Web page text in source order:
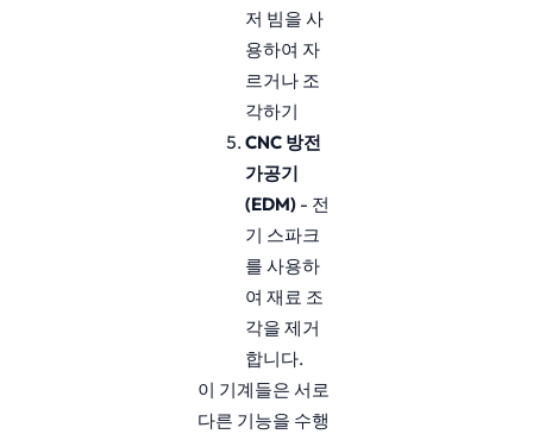
저 빔을 사
용하여 자
르거나 조
각하기
CNC 방전
가공기
(EDM) - 전
기 스파크
를 사용하
여 재료 조
각을 제거
합니다.
이 기계들은 서로
다른 기능을 수행